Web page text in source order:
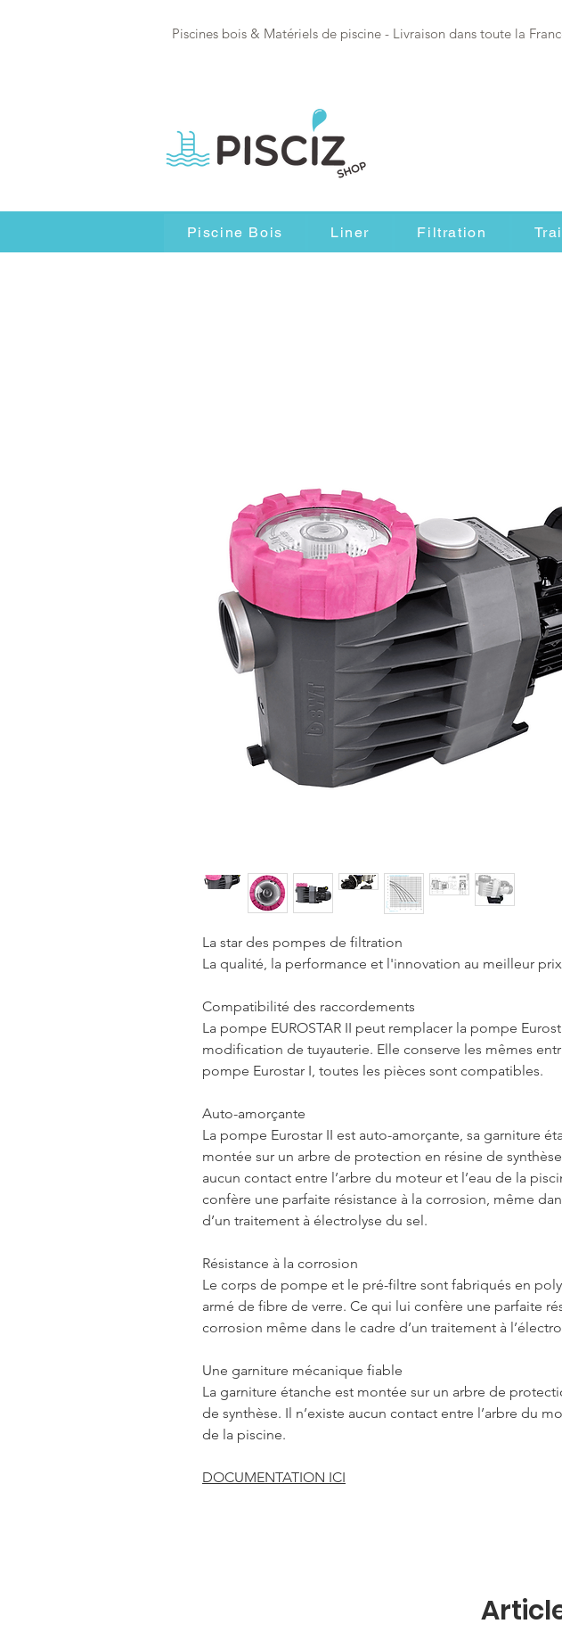
Piscines bois & Matériels de piscine - Livraison dans toute la
Piscine Bois Liner Filtration
La star des pompes de filtration
La qualité, la performance et l'innovation au meilleur
Compatibilité des raccordements
La pompe EUROSTAR II peut remplacer la pompe
modification de tuyauterie. Elle conserve les mêmes
pompe Eurostar I, toutes les pièces sont compatibles.
Auto-amorçante
La pompe Eurostar II est auto-amorçante, sa garniture
montée sur un arbre de protection en résine de
aucun contact entre l’arbre du moteur et l’eau de la
confère une parfaite résistance à la corrosion, même
d’un traitement à électrolyse du sel.
Résistance à la corrosion
Le corps de pompe et le pré-filtre sont fabriqués en
armé de fibre de verre. Ce qui lui confère une parfaite
corrosion même dans le cadre d’un traitement à
Une garniture mécanique fiable
La garniture étanche est montée sur un arbre de
de synthèse. Il n’existe aucun contact entre l’arbre du
de la piscine.
DOCUMENTATION ICI